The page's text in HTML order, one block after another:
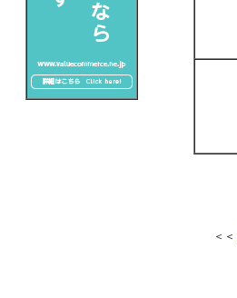
＜＜